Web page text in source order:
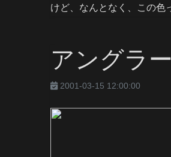
けど、なんとなく、この色
アングラ
2001-03-15 12:00:00